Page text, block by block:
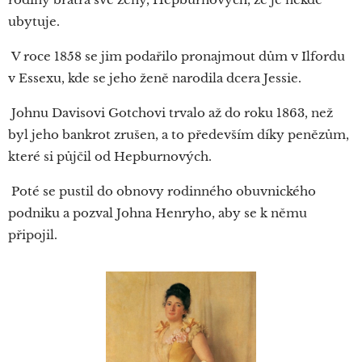
ubytuje.
V roce 1858 se jim podařilo pronajmout dům v Ilfordu
v Essexu, kde se jeho ženě narodila dcera Jessie.
Johnu Davisovi Gotchovi trvalo až do roku 1863, než
byl jeho bankrot zrušen, a to především díky penězům,
které si půjčil od Hepburnových.
Poté se pustil do obnovy rodinného obuvnického
podniku a pozval Johna Henryho, aby se k němu
připojil.